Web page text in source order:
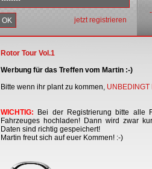
jetzt registrieren
Rotor Tour Vol.1
Werbung für das Treffen vom Martin :-)
Bitte wenn ihr plant zu kommen,
WICHTIG: Bei der Registrierung bitte alle
Fahrzeuges hochladen! Dann wird zwar
Daten sind richtig gespeichert!
Martin freut sich auf euer Kommen! :-)